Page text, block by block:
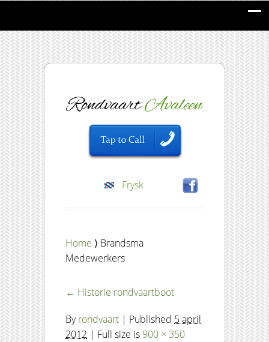
Frysk
Home ⟩ Brandsma
Medewerkers
← Historie rondvaartboot
Byrondvaart | Published 5 april
2012 | Full size is 900 × 350